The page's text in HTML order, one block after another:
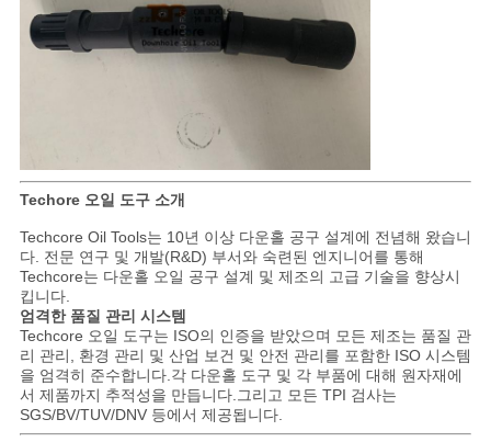
Techore 오일 도구 소개
Techcore Oil Tools는 10년 이상 다운홀 공구 설계에 전념해 왔습니
다. 전문 연구 및 개발(R&D) 부서와 숙련된 엔지니어를 통해
Techcore는 다운홀 오일 공구 설계 및 제조의 고급 기술을 향상시
킵니다.
엄격한 품질 관리 시스템
Techcore 오일 도구는 ISO의 인증을 받았으며 모든 제조는 품질 관
리 관리, 환경 관리 및 산업 보건 및 안전 관리를 포함한 ISO 시스템
을 엄격히 준수합니다.각 다운홀 도구 및 각 부품에 대해 원자재에
서 제품까지 추적성을 만듭니다.그리고 모든 TPI 검사는
SGS/BV/TUV/DNV 등에서 제공됩니다.